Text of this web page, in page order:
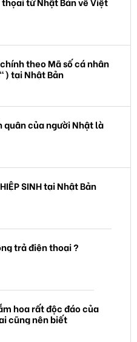
theo Mã số cá nhân
tại Nhật Bản
quân của người Nhật là
SINH tại Nhật Bản
trả điện thoại ?
hoa rất độc đáo của
cũng nên biết